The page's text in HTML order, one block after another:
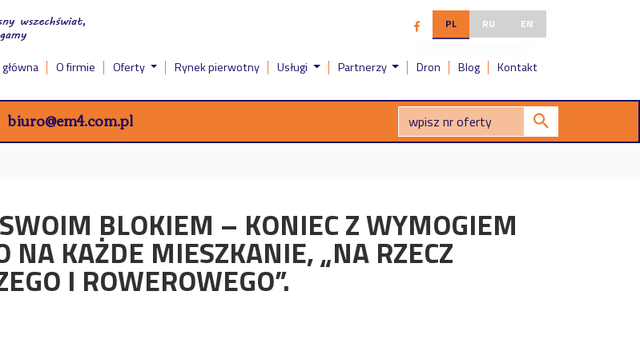
PL RU EN
O firmie Oferty Rynek pierwotny Usługi Partnerzy Dron Blog Kontakt
biuro@em4.com.pl
BLOKIEM – KONIEC Z WYMOGIEM
NA KAŻDE MIESZKANIE, „NA RZECZ
I ROWEROWEGO”.